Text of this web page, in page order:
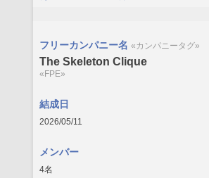
フリーカンパニー名 «カンパニータグ»
The Skeleton Clique
«FPE»
結成日
2026/05/11
メンバー
4名